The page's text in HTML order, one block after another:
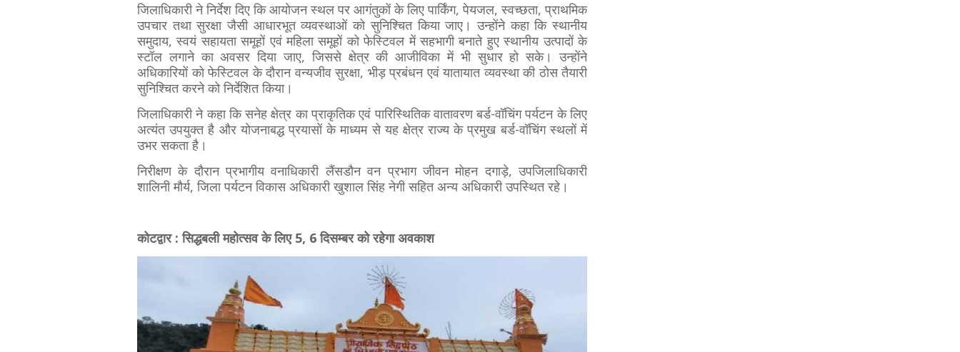
जिलाधिकारी ने निर्देश दिए कि आयोजन स्थल पर आगंतुकों के लिए पार्किंग, पेयजल, स्वच्छता, प्राथमिक
उपचार तथा सुरक्षा जैसी आधारभूत व्यवस्थाओं को सुनिश्चित किया जाए। उन्होंने कहा कि स्थानीय
समुदाय, स्वयं सहायता समूहों एवं महिला समूहों को फेस्टिवल में सहभागी बनाते हुए स्थानीय उत्पादों के
स्टॉल लगाने का अवसर दिया जाए, जिससे क्षेत्र की आजीविका में भी सुधार हो सके। उन्होंने
अधिकारियों को फेस्टिवल के दौरान वन्यजीव सुरक्षा, भीड़ प्रबंधन एवं यातायात व्यवस्था की ठोस तैयारी
सुनिश्चित करने को निर्देशित किया।
जिलाधिकारी ने कहा कि सनेह क्षेत्र का प्राकृतिक एवं पारिस्थितिक वातावरण बर्ड-वॉचिंग पर्यटन के लिए
अत्यंत उपयुक्त है और योजनाबद्ध प्रयासों के माध्यम से यह क्षेत्र राज्य के प्रमुख बर्ड-वॉचिंग स्थलों में
उभर सकता है।
निरीक्षण के दौरान प्रभागीय वनाधिकारी लैंसडौन वन प्रभाग जीवन मोहन दगाड़े, उपजिलाधिकारी
शालिनी मौर्य, जिला पर्यटन विकास अधिकारी खुशाल सिंह नेगी सहित अन्य अधिकारी उपस्थित रहे।
कोटद्वार : सिद्धबली महोत्सव के लिए 5, 6 दिसम्बर को रहेगा अवकाश